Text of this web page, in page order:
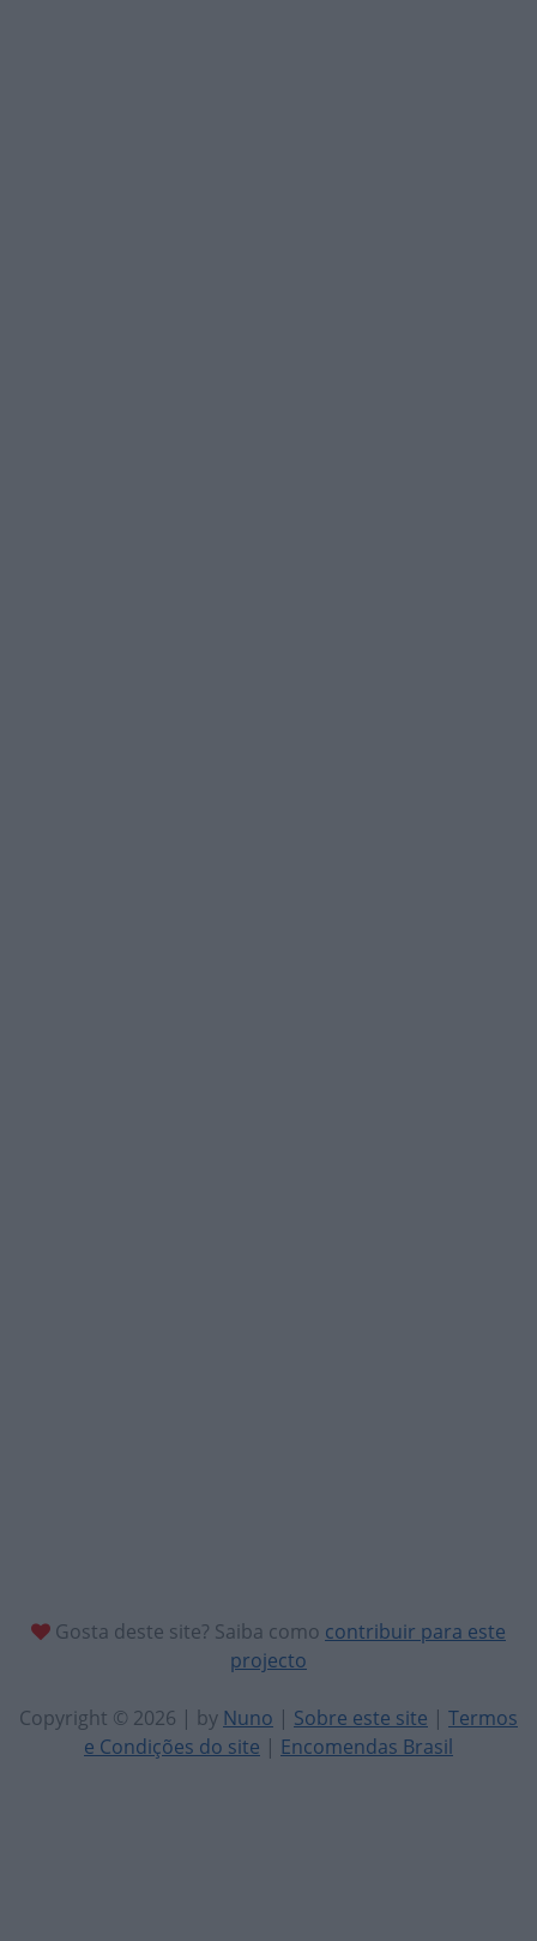
Gosta deste site? Saiba como contribuir para este
projecto
Copyright © 2026 | by Nuno | Sobre este site | Termos
e Condições do site | Encomendas Brasil